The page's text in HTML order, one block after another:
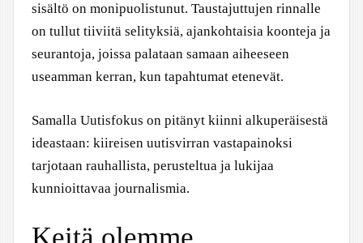
sisältö on monipuolistunut. Taustajuttujen rinnalle
on tullut tiiviitä selityksiä, ajankohtaisia koonteja ja
seurantoja, joissa palataan samaan aiheeseen
useamman kerran, kun tapahtumat etenevät.
Samalla Uutisfokus on pitänyt kiinni alkuperäisestä
ideastaan: kiireisen uutisvirran vastapainoksi
tarjotaan rauhallista, perusteltua ja lukijaa
kunnioittavaa journalismia.